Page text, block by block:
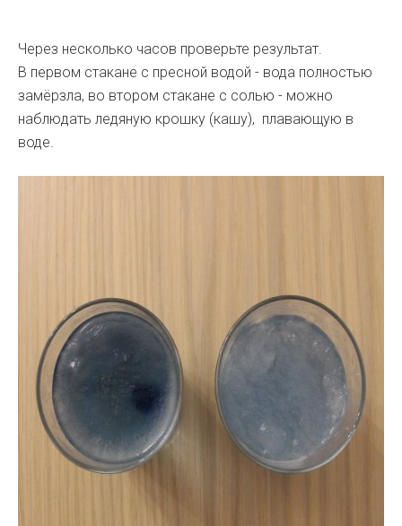
Через несколько часов проверьте результат.
В первом стакане с пресной водой - вода полностью
замёрзла, во втором стакане с солью - можно
наблюдать ледяную крошку (кашу), плавающую в
воде.